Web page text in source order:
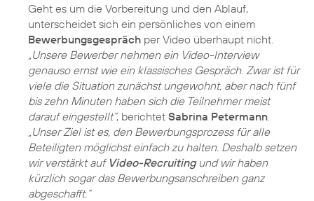
Geht es um die Vorbereitung und den Ablauf,
unterscheidet sich ein persönliches von einem
Bewerbungsgespräch per Video überhaupt nicht.
„Unsere Bewerber nehmen ein Video-Interview
genauso ernst wie ein klassisches Gespräch. Zwar ist für
viele die Situation zunächst ungewohnt, aber nach fünf
bis zehn Minuten haben sich die Teilnehmer meist
darauf eingestellt“, berichtet Sabrina Petermann
„Unser Ziel ist es, den Bewerbungsprozess für alle
Beteiligten möglichst einfach zu halten. Deshalb setzen
wir verstärkt aufVideo-Recruitingund wir haben
kürzlich sogar das Bewerbungsanschreiben ganz
abgeschafft.“